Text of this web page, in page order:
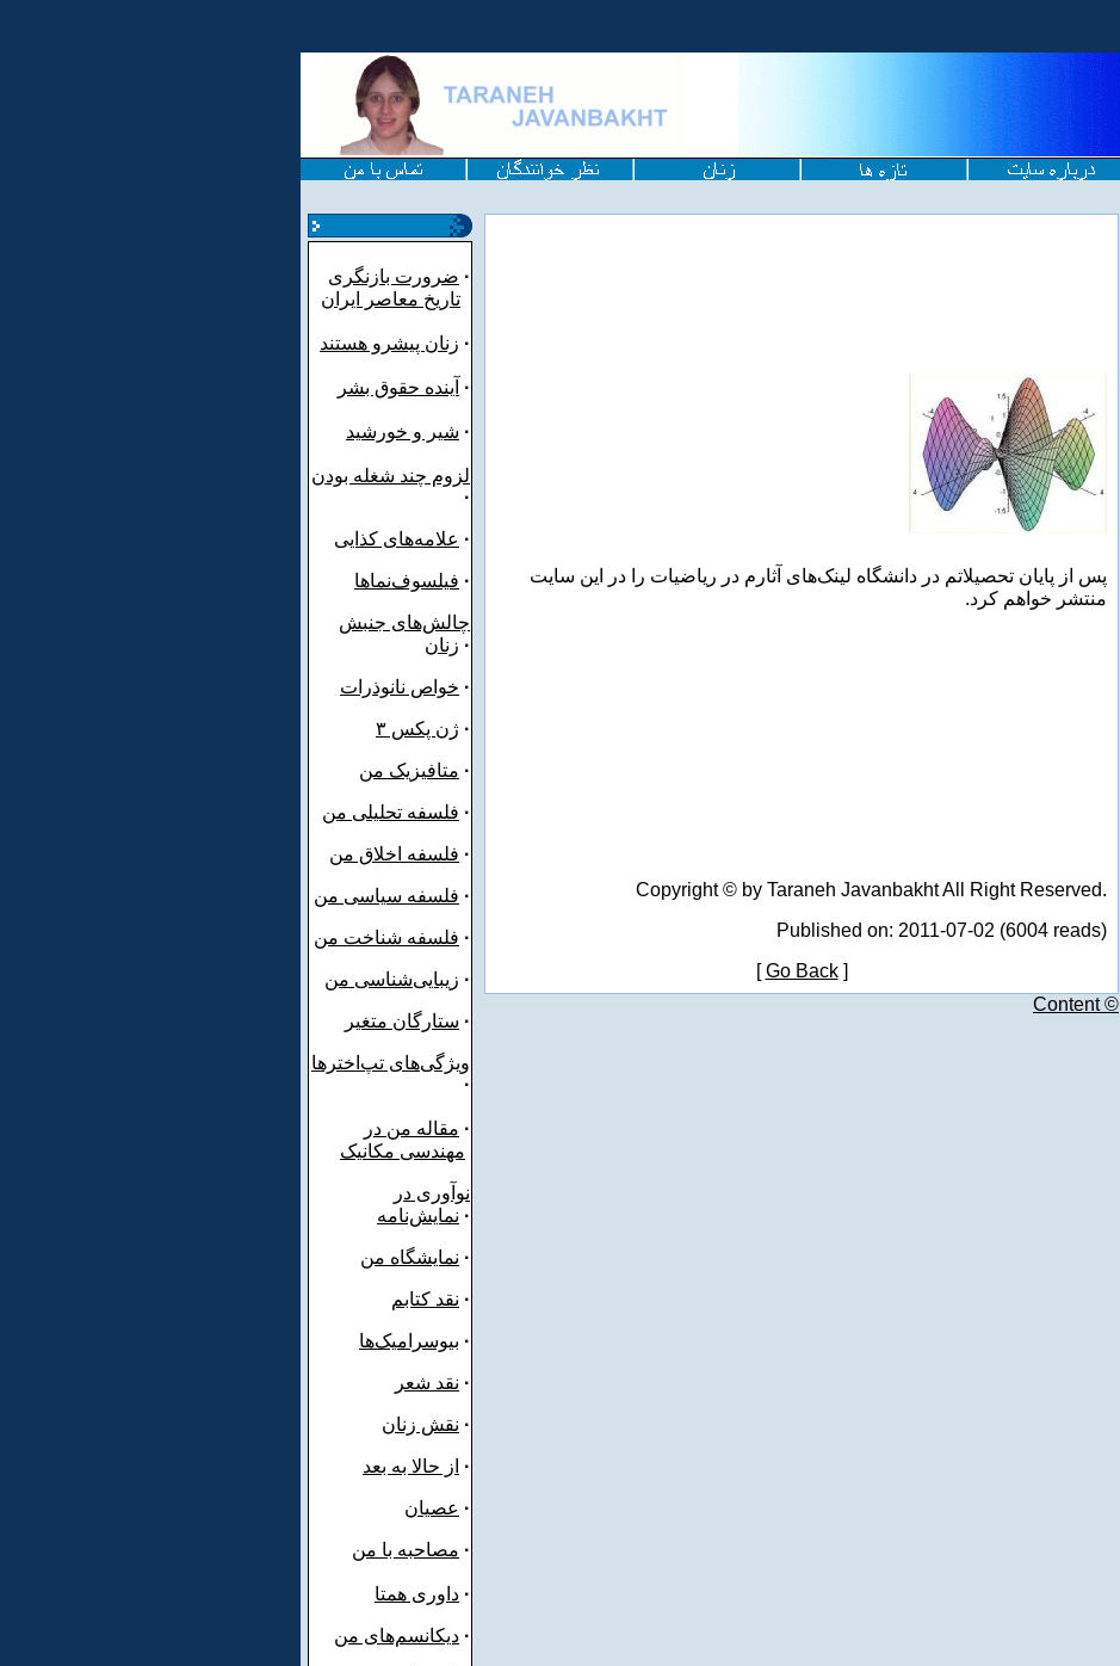
ضرورت بازنگری ·
تاریخ معاصر ایران
زنان پیشرو هستند ·
آینده حقوق بشر ·
شیر و خورشید ·
لزوم چند شغله بودن
·
علامه‌های کذایی ·
فیلسوف‌نماها ·
چالش‌های جنبش
زنان ·
خواص نانوذرات ·
ژن پکس ۳ ·
متافیزیک من ·
فلسفه تحلیلی من ·
فلسفه اخلاق من ·
فلسفه سیاسی من ·
فلسفه شناخت من ·
زیبایی‌شناسی من ·
ستارگان متغیر ·
ویژگی‌های تپ‌اخترها
·
مقاله من در ·
مهندسی مکانیک
نوآوری در
نمایش‌نامه ·
نمایشگاه من ·
نقد کتابم ·
بیوسرامیک‌ها ·
نقد شعر ·
نقش زنان ·
از حالا به بعد ·
عصیان ·
مصاحبه با من ·
داوری همتا ·
دیکانسم‌های من ·
پس از پایان تحصیلاتم در دانشگاه لینک‌های آثارم در ریاضیات را در این سایت
.منتشر خواهم کرد
Copyright © by Taraneh Javanbakht All Right Reserved.
Published on: 2011-07-02 (6004 reads)
[Go Back]
Content ©